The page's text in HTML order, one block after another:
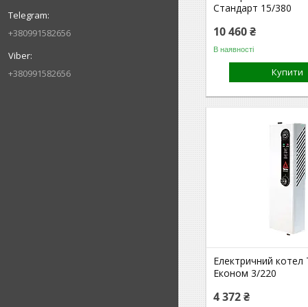
+380991582656
+380991582656
Стандарт 15/380
10 460 ₴
В наявності
Купити
Електричний котел
Економ 3/220
4 372 ₴